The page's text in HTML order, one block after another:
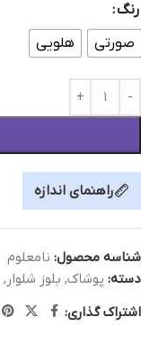
رنگ
صورتی
هلویی
راهنمای اندازه
شناسه محصول: نامعلوم
دسته: پوشاک, بلوز شلوار ,
اشتراک گذاری: